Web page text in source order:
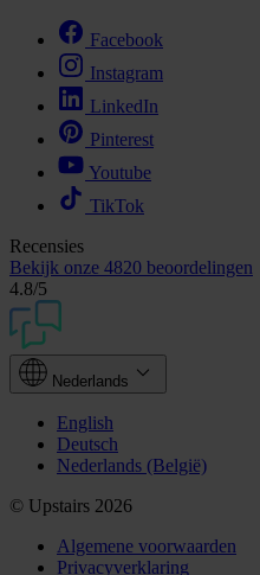
Facebook
Instagram
LinkedIn
Pinterest
Youtube
TikTok
Recensies
Bekijk onze 4820 beoordelingen
4.8/5
Nederlands
English
Deutsch
Nederlands (België)
© Upstairs 2026
Algemene voorwaarden
Privacyverklaring